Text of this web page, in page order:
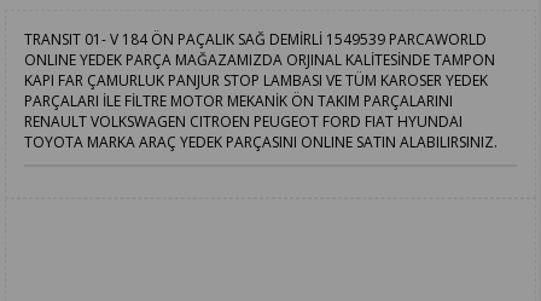
TRANSIT 01- V 184 ÖN PAÇALIK SAĞ DEMİRLİ 1549539 PARCAWORLD
ONLINE YEDEK PARÇA MAĞAZAMIZDA ORJINAL KALİTESİNDE TAMPON
KAPI FAR ÇAMURLUK PANJUR STOP LAMBASI VE TÜM KAROSER YEDEK
PARÇALARI İLE FİLTRE MOTOR MEKANİK ÖN TAKIM PARÇALARINI
RENAULT VOLKSWAGEN CITROEN PEUGEOT FORD FIAT HYUNDAI
TOYOTA MARKA ARAÇ YEDEK PARÇASINI ONLINE SATIN ALABILIRSINIZ.